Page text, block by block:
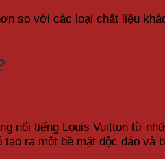
so với các loại chất liệu
nổi tiếng Louis Vuitton từ
ra một bề mặt độc đáo và